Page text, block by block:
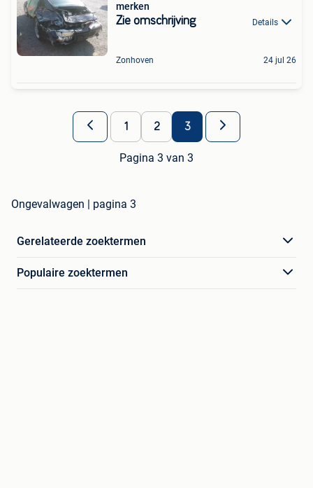
merken
Zie omschrijving Details
Zonhoven 24 jul 26
1 2 3
Pagina 3 van 3
Ongevalwagen | pagina 3
Gerelateerde zoektermen
Populaire zoektermen